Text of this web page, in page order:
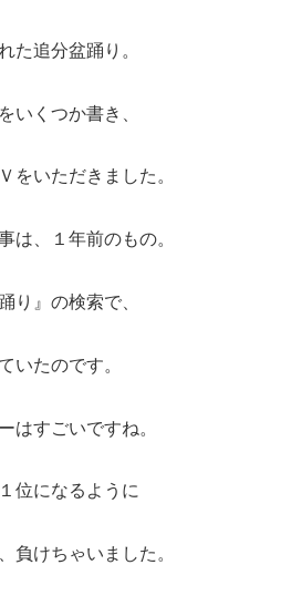
た追分盆踊り。
いくつか書き、
をいただきました。
は、１年前のもの。
り』の検索で、
いたのです。
はすごいですね。
位になるように
負けちゃいました。